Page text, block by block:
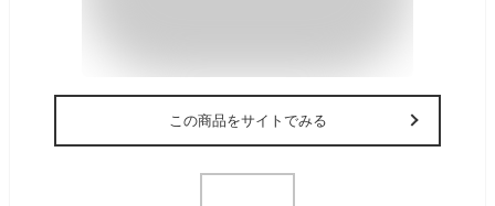
この商品をサイトでみる